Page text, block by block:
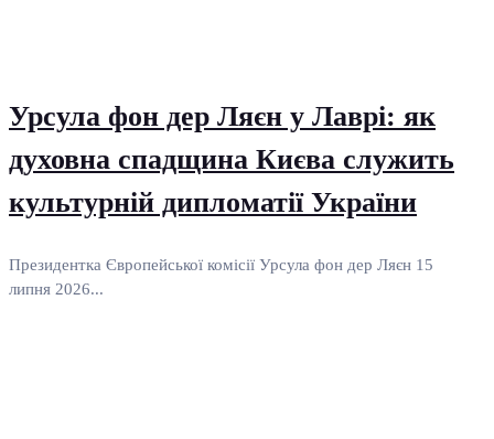
Урсула фон дер Ляєн у Лаврі: як
духовна спадщина Києва служить
культурній дипломатії України
Президентка Європейської комісії Урсула фон дер Ляєн 15
липня 2026...